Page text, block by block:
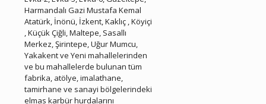
Harmandalı Gazi Mustafa Kemal
Atatürk, İnönü, İzkent, Kaklıç , Köyiçi
, Küçük Çiğli, Maltepe, Sasallı
Merkez, Şirintepe, Uğur Mumcu,
Yakakent ve Yeni mahallelerinden
ve bu mahallelerde bulunan tüm
fabrika, atölye, imalathane,
tamirhane ve sanayi bölgelerindeki
elmas karbür hurdalarını